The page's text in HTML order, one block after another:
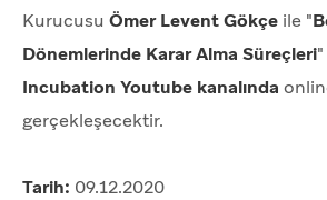
Kurucusu Ömer Levent Gökçe ile "
Dönemlerinde Karar Alma Süreçleri
Incubation Youtube kanalında
gerçekleşecektir.
Tarih: 09.12.2020